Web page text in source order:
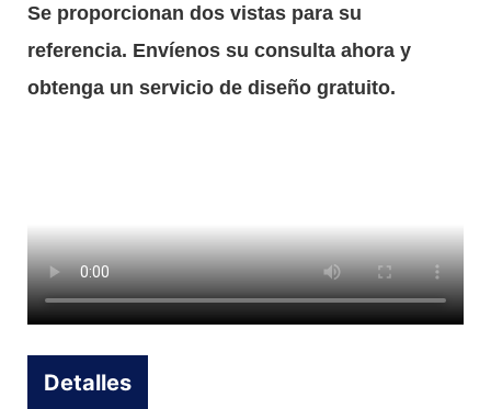
Se proporcionan dos vistas para su
referencia. Envíenos su consulta ahora y
obtenga un servicio de diseño gratuito.
Detalles